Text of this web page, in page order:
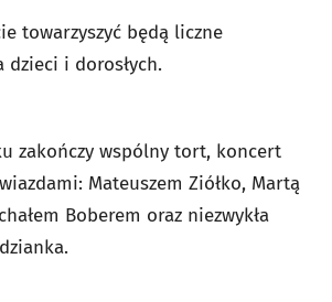
towarzyszyć będą liczne
i dorosłych.
zakończy wspólny tort, koncert
Mateuszem Ziółko, Martą
Boberem oraz niezwykła